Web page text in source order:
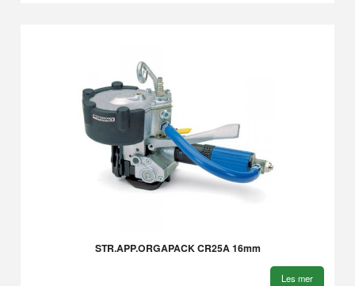
STR.APP.ORGAPACK CR25A 16mm
Les mer